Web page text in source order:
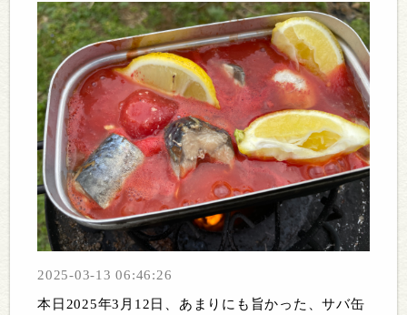
2025-03-13 06:46:26
本日2025年3月12日、あまりにも旨かった、サバ缶